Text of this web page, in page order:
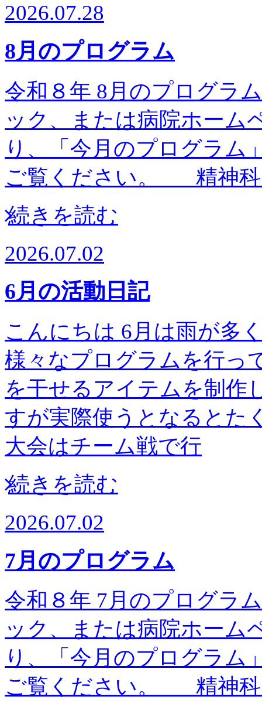
2026.07.28
8月のプログラム
令和８年 8月のプログラ
ック、または病院ホーム
り、「今月のプログラム
ご覧ください。 精神科
続きを読む
2026.07.02
6月の活動日記
こんにちは 6月は雨が多
様々なプログラムを行っ
を干せるアイテムを制作
すが実際使うとなるとた
大会はチーム戦で行
続きを読む
2026.07.02
7月のプログラム
令和８年 7月のプログラ
ック、または病院ホーム
り、「今月のプログラム
ご覧ください。 精神科